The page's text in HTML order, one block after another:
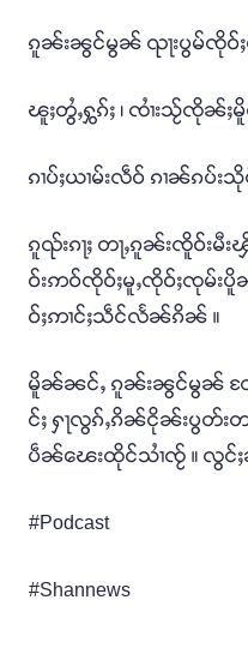
ၵူၼ်းၼွင်မွၼ် ၺႃးပွမ်ၸိုဝ်ႈ
ၽူႈတွႆႇႁွၵ်ႈ ၊ ၸၢႆးသႂ်ၸိုၼ်ႈမိူ
ၵၢပ်ႈယၢမ်းလဵဝ် ၵၢၼ်ၵပ်
ၵူၺ်းၵႃႈ တႃႇၵူၼ်းၸိူဝ်း
ဝ်းဢဝ်ၸိုဝ်ႈမူႇၸိုဝ်ႈၸုမ်းပိူၼ်
ဝ်ႈဢၢင်ႈသဵင်လႅၼ်ၵိၼ် ။
မိူၼ်ၼင်ႇ ၵူၼ်းၼွင်မွၼ် ၸႄႈ
င်ႈ ႁႃလွၵ်ႇၵိၼ်ငိုၼ်းပွတ်
ပဵၼ်ၽေးထိုင်သၢႆၸႂ် ။ လွင်ႈၼႆ
#Podcast
#Shannews